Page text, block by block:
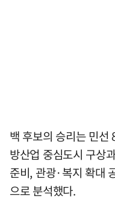
백 후보의 승리는 민선
방산업 중심도시 구상
준비, 관광·복지 확대
으로 분석했다.